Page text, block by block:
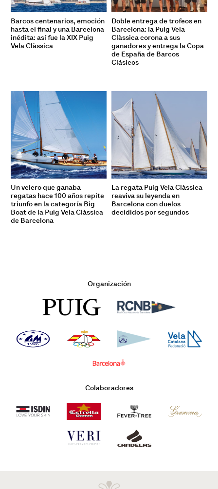
Barcos centenarios, emoción
hasta el final y una Barcelona
inédita: así fue la XIX Puig
Vela Clàssica
Doble entrega de trofeos en
Barcelona: la Puig Vela
Clàssica corona a sus
ganadores y entrega la Copa
de España de Barcos
Clásicos
Un velero que ganaba
regatas hace 100 años repite
triunfo en la categoría Big
Boat de la Puig Vela Clàssica
de Barcelona
La regata Puig Vela Clàssica
reaviva su leyenda en
Barcelona con duelos
decididos por segundos
Organización
Colaboradores